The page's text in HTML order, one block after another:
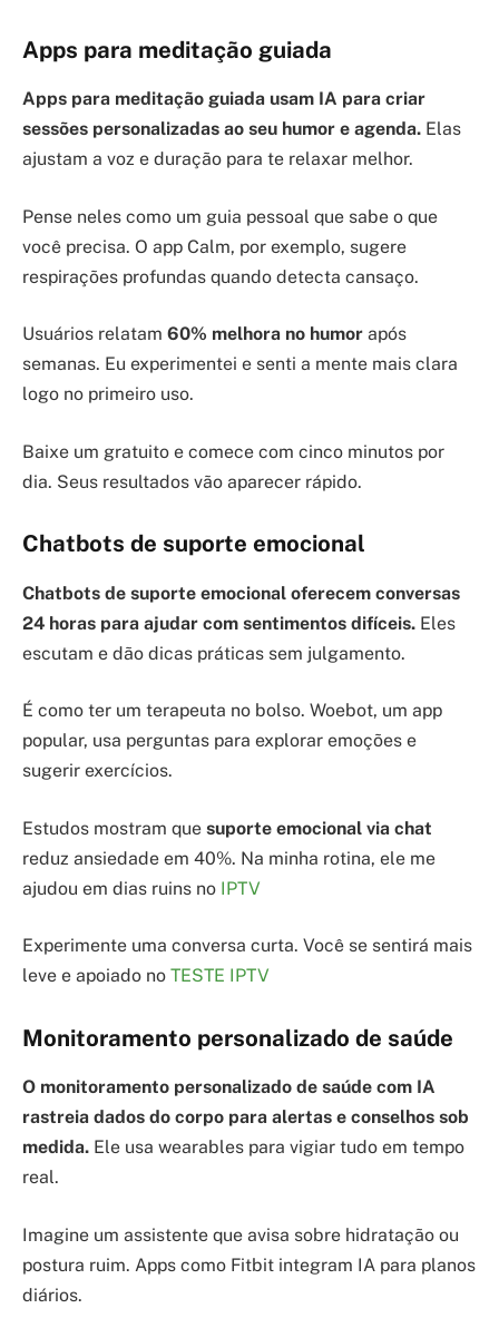
Apps para meditação guiada
Apps para meditação guiada usam IA para criar
sessões personalizadas ao seu humor e agenda. Elas
ajustam a voz e duração para te relaxar melhor.
Pense neles como um guia pessoal que sabe o que
você precisa. O app Calm, por exemplo, sugere
respirações profundas quando detecta cansaço.
Usuários relatam 60% melhora no humor após
semanas. Eu experimentei e senti a mente mais clara
logo no primeiro uso.
Baixe um gratuito e comece com cinco minutos por
dia. Seus resultados vão aparecer rápido.
Chatbots de suporte emocional
Chatbots de suporte emocional oferecem conversas
24 horas para ajudar com sentimentos difíceis. Eles
escutam e dão dicas práticas sem julgamento.
É como ter um terapeuta no bolso. Woebot, um app
popular, usa perguntas para explorar emoções e
sugerir exercícios.
Estudos mostram que suporte emocional via chat
reduz ansiedade em 40%. Na minha rotina, ele me
ajudou em dias ruins no IPTV
Experimente uma conversa curta. Você se sentirá mais
leve e apoiado no TESTE IPTV
Monitoramento personalizado de saúde
O monitoramento personalizado de saúde com IA
rastreia dados do corpo para alertas e conselhos sob
medida. Ele usa wearables para vigiar tudo em tempo
real.
Imagine um assistente que avisa sobre hidratação ou
postura ruim. Apps como Fitbit integram IA para planos
diários.